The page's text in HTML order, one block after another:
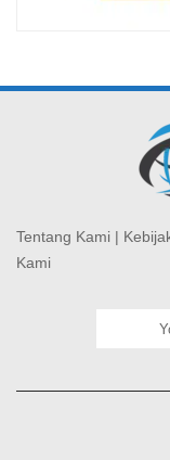
Tentang Kami |
Kami